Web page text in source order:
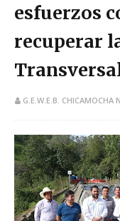
esfuerzos
recuperar
G.E.W.E.B. CHICAMOCHA